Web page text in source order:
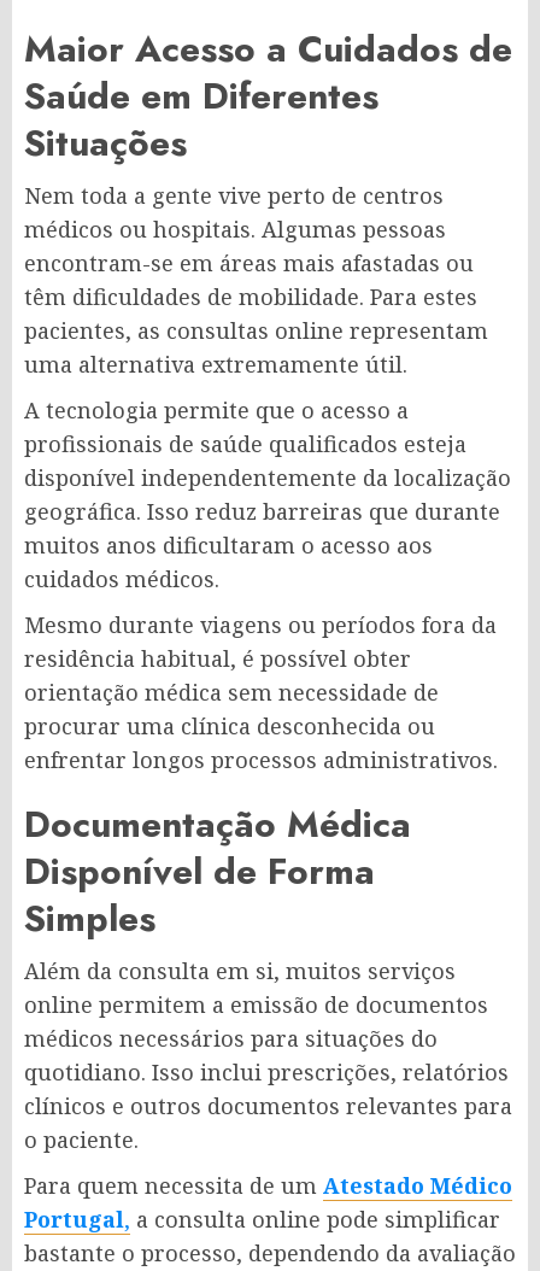
Maior Acesso a Cuidados de
Saúde em Diferentes
Situações
Nem toda a gente vive perto de centros
médicos ou hospitais. Algumas pessoas
encontram-se em áreas mais afastadas ou
têm dificuldades de mobilidade. Para estes
pacientes, as consultas online representam
uma alternativa extremamente útil.
A tecnologia permite que o acesso a
profissionais de saúde qualificados esteja
disponível independentemente da localização
geográfica. Isso reduz barreiras que durante
muitos anos dificultaram o acesso aos
cuidados médicos.
Mesmo durante viagens ou períodos fora da
residência habitual, é possível obter
orientação médica sem necessidade de
procurar uma clínica desconhecida ou
enfrentar longos processos administrativos.
Documentação Médica
Disponível de Forma
Simples
Além da consulta em si, muitos serviços
online permitem a emissão de documentos
médicos necessários para situações do
quotidiano. Isso inclui prescrições, relatórios
clínicos e outros documentos relevantes para
o paciente.
Para quem necessita de um Atestado Médico
Portugal, a consulta online pode simplificar
bastante o processo, dependendo da avaliação